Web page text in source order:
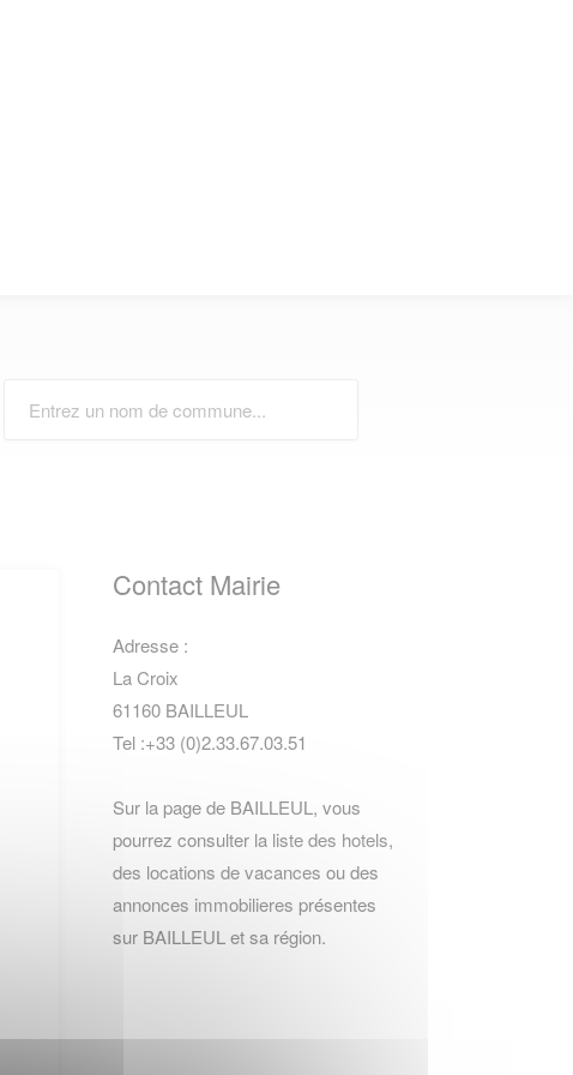
Contact Mairie
Adresse :
La Croix
61160 BAILLEUL
Tel :+33 (0)2.33.67.03.51
Sur la page de BAILLEUL, vous
pourrez consulter la liste des hotels,
des locations de vacances ou des
annonces immobilieres présentes
sur BAILLEUL et sa région.